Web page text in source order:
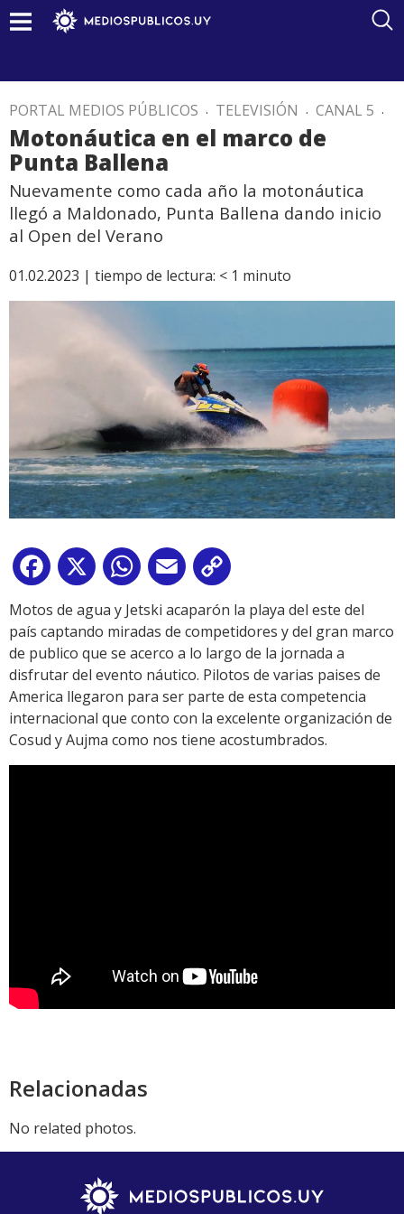
PORTAL MEDIOS PÚBLICOS . TELEVISIÓN . CANAL 5 .
Motonáutica en el marco de
Punta Ballena
Nuevamente como cada año la motonáutica
llegó a Maldonado, Punta Ballena dando inicio
al Open del Verano
01.02.2023 | tiempo de lectura: < 1 minuto
Facebook
X WhatsApp
Email
Link
Motos de agua y Jetski acaparón la playa del este del
país captando miradas de competidores y del gran marco
de publico que se acerco a lo largo de la jornada a
disfrutar del evento náutico. Pilotos de varias paises de
America llegaron para ser parte de esta competencia
internacional que conto con la excelente organización de
Cosud y Aujma como nos tiene acostumbrados.
Relacionadas
No related photos.